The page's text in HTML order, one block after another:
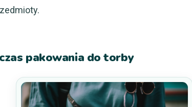
pakowania do torby